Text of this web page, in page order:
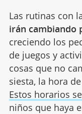
Las rutinas con
irán cambiando
creciendo los
de juegos y
cosas que no
siesta, la hora
Estos horarios
niños que haya